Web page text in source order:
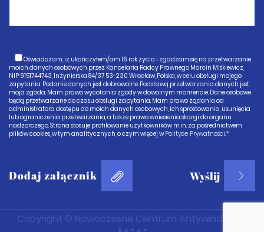
Oświadczam, iż ukończyłem/am 16 rok życia i zgadzam się na przetwarzanie
moich danych osobowych przez Kancelaria Radcy Prawnego Marcin Miśkiewicz,
NIP: 9151744743, Inżynierska 84/37 53-230 Wrocław, Polska, w celu obsługi mojego
zapytania. Podanie danych jest dobrowolne. Podstawą przetwarzania danych jest
moja zgoda. Mam prawo wycofania zgody w dowolnym momencie. Dane osobowe
będą przetwarzane do czasu obsługi zapytania. Mam prawo żądania od
administratora dostępu do moich danych osobowych, ich sprostowania, usunięcia
lub ograniczenia przetwarzania, a także prawo wniesienia skargi do organu
nadzorczego. Strona stosuje profilowanie użytkowników m.in. za pośrednictwem
plików cookies, w tym analitycznych, o czym więcej w Polityce Prywatności.*
Dodaj załącznik
Copyright © Nowoczesne Centrum Antywindykacji